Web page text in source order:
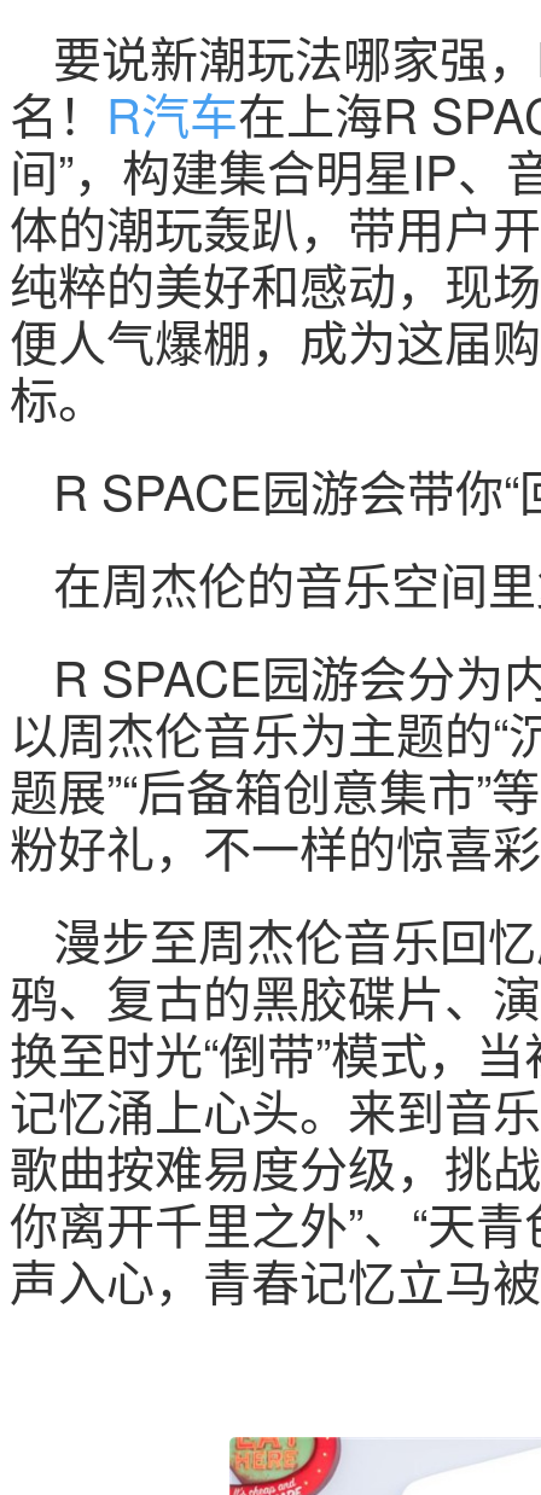
要说新潮玩法哪家强
名！ R汽车在上海R
间”，构建集合明星IP、
体的潮玩轰趴，带用户
纯粹的美好和感动，现
便人气爆棚，成为这届
标。
R SPACE园游会带你“
在周杰伦的音乐空间
R SPACE园游会分为
以周杰伦音乐为主题的“
题展”“后备箱创意集市”
粉好礼，不一样的惊喜
漫步至周杰伦音乐回
鸦、复古的黑胶碟片、
换至时光“倒带”模式，
记忆涌上心头。来到音
歌曲按难易度分级，挑
你离开千里之外”、“天
声入心，青春记忆立马